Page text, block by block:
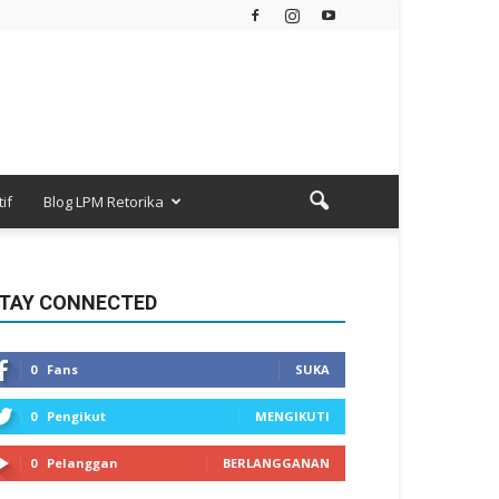
Blog LPM Retorika
CONNECTED
0 Fans SUKA
0 Pengikut MENGIKUTI
0 Pelanggan BERLANGGANAN